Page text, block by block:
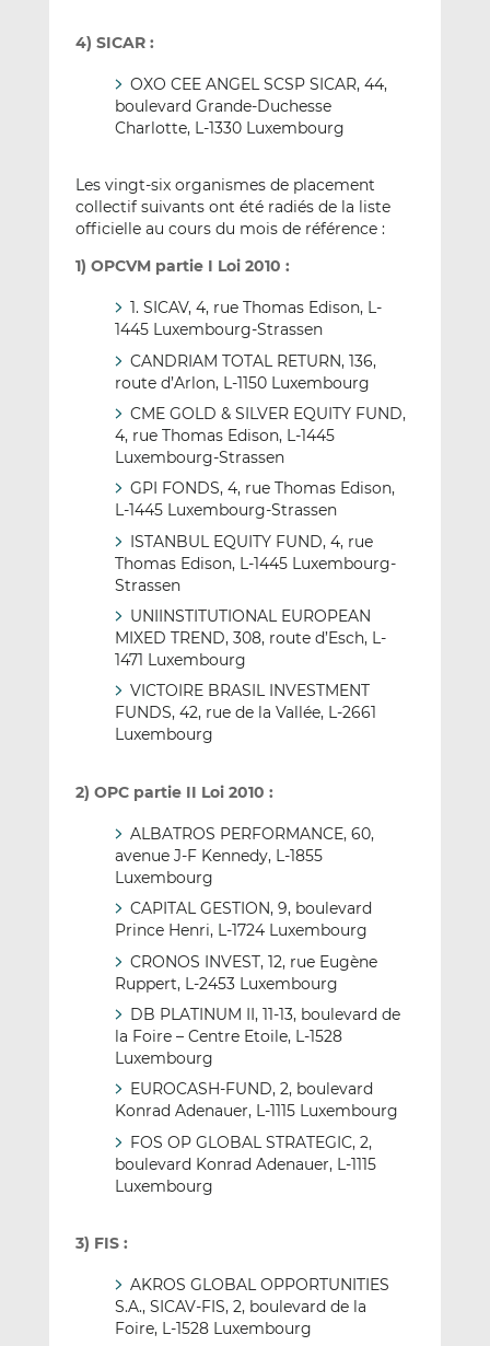
4) SICAR :
OXO CEE ANGEL SCSP SICAR, 44,
boulevard Grande-Duchesse
Charlotte, L-1330 Luxembourg
Les vingt-six organismes de placement
collectif suivants ont été radiés de la liste
officielle au cours du mois de référence :
1) OPCVM partie I Loi 2010 :
1. SICAV, 4, rue Thomas Edison, L-
1445 Luxembourg-Strassen
CANDRIAM TOTAL RETURN, 136,
route d’Arlon, L-1150 Luxembourg
CME GOLD & SILVER EQUITY FUND,
4, rue Thomas Edison, L-1445
Luxembourg-Strassen
GPI FONDS, 4, rue Thomas Edison,
L-1445 Luxembourg-Strassen
ISTANBUL EQUITY FUND, 4, rue
Thomas Edison, L-1445 Luxembourg-
Strassen
UNIINSTITUTIONAL EUROPEAN
MIXED TREND, 308, route d’Esch, L-
1471 Luxembourg
VICTOIRE BRASIL INVESTMENT
FUNDS, 42, rue de la Vallée, L-2661
Luxembourg
2) OPC partie II Loi 2010 :
ALBATROS PERFORMANCE, 60,
avenue J-F Kennedy, L-1855
Luxembourg
CAPITAL GESTION, 9, boulevard
Prince Henri, L-1724 Luxembourg
CRONOS INVEST, 12, rue Eugène
Ruppert, L-2453 Luxembourg
DB PLATINUM II, 11-13, boulevard de
la Foire – Centre Etoile, L-1528
Luxembourg
EUROCASH-FUND, 2, boulevard
Konrad Adenauer, L-1115 Luxembourg
FOS OP GLOBAL STRATEGIC, 2,
boulevard Konrad Adenauer, L-1115
Luxembourg
3) FIS :
AKROS GLOBAL OPPORTUNITIES
S.A., SICAV-FIS, 2, boulevard de la
Foire, L-1528 Luxembourg